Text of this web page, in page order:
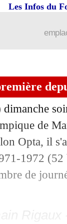
Les Infos du
de
Opta, il
1972
de
à Man
un retour
de
de
2 joueurs de